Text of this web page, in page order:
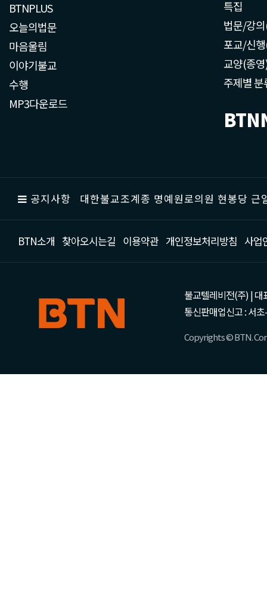
BTNPLUS
오늘의법문
마음울림
이야기불교
수행
MP3다운로드
특집
법문/강
포교/신
교양(종
주제별 분
공지사항 대한불교조계종 명예원로의원 현봉당
BTN소개 찾아오시는길 이용약관 개인정보처리방침 사업
불교텔레비전(주) | 대
통신판매업신고 : 서
Copyrights © BTN.